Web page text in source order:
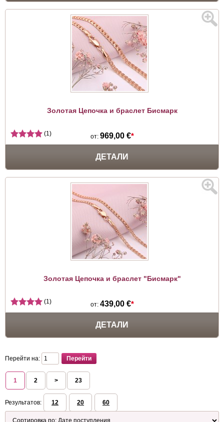
Золотая Цепочка и браслет Бисмарк
от: 969,00 €*
(1)
ДЕТАЛИ
Золотая Цепочка и браслет "Бисмарк"
от: 439,00 €*
(1)
ДЕТАЛИ
Перейти на:
1 2 > 23
Результатов: 12 20 60